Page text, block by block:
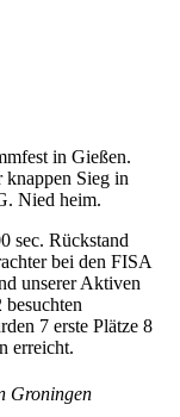
in Gießen.
knappen Sieg in
Nied heim.
sec. Rückstand
bei den FISA
unserer Aktiven
7 erste Plätze 8
erreicht.
Groningen